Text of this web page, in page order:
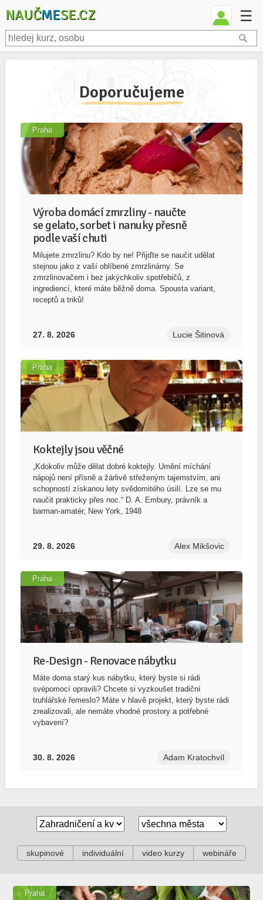
NAUČMESE.CZ ☰
Doporučujeme
Výroba domácí zmrzliny - naučte
se gelato, sorbet i nanuky přesně
podle vaší chuti
Milujete zmrzlinu? Kdo by ne! Přijďte se naučit udělat
stejnou jako z vaší oblíbené zmrzlinárny. Se
zmrzlinovačem i bez jakýchkoliv spotřebičů, z
ingrediencí, které máte běžně doma. Spousta variant,
receptů a triků!
27. 8. 2026 Lucie Šitinová
Praha
Koktejly jsou věčné
„Kdokoliv může dělat dobré koktejly. Umění míchání
nápojů není přísně a žárlivě střeženým tajemstvím, ani
schopností získanou lety svědomitého úsilí. Lze se mu
naučit prakticky přes noc.“ D. A. Embury, právník a
barman-amatér, New York, 1948
29. 8. 2026 Alex Mikšovic
Praha
Re-Design - Renovace nábytku
Máte doma starý kus nábytku, který byste si rádi
svépomocí opravili? Chcete si vyzkoušet tradiční
truhlářské řemeslo? Máte v hlavě projekt, který byste rádi
zrealizovali, ale nemáte vhodné prostory a potřebné
vybavení?
30. 8. 2026 Adam Kratochvíl
Praha
skupinové individuální video kurzy webináře
Praha